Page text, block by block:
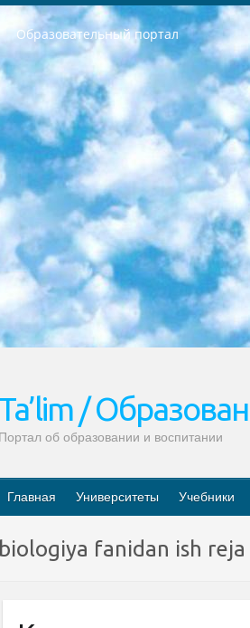
Образовательный портал
РЕСПУБЛИКА УЗБЕКИСТАН МИНИСТРЕРСТВО ДОШКОЛЬНОГО И ШКОЛЬНОГО ОБРАЗОВАНИЯ КОМАНДА в общеобразовательных учреждениях в 2023-2024 учебном году организация и проведение итоговой государственной аттестации обучающихся о Министра дошкольного и школьного образования Республики Узбекистан от 4 марта 2008 года (постановлением Минюста от 20 марта 2008 года № 1778 государственной регистрации) «Итоговое состояние учащихся общего среднего образования на основании положения об утверждении положения об аттестации общего среднего образования выпускной экзамен студентов в образовательных учреждениях в 2023-2024 учебном году В целях организации и прохождения аттестации приказываю: 1. Следующее: перечень предметов, по которым будет проводиться итоговая государственная аттестация и экзамен формы перевода согласно приложению 1; сертификаты международного образца, оценивающие уровень владения иностранными языками перечень согласно приложению 2; 2. Педагогический при специализированных образовательных учреждениях. научно-практический центр квалификации и международной оценки (Д.Давидова) 2024 г. До 25 марта: задания по предметам, по которым будет проводиться итоговая аттестация разработка и утверждение технических условий; итоговая аттестация на основании разработанного предметного задания разработка вопросов по предметам (устно и письменно), экзамен передача; общеобразовательные средние школы и специальные учебные заведения учащиеся выпускных классов школ и интернатов в агентской системе подготовка базы данных экзаменационных материалов и критериев оценки; перевод базы экзаменационных материалов на все языки обучения подать в Республиканский образовательный центр для изготовления; варианты экзаменов на основе разработанных контрольных материалов пусть будут поставлены задачи формирования. 3. Республиканский образовательный центр (Ш.Худайкулов) до 5 апреля 2024 года. до: база данных предоставленных экзаменационных материалов на все языки обучения перевод и экспертиза; для слепых, слабовидящих, глухих, слабослышащих и умственно отсталых детей учащиеся выпускных классов специализированных школ и школ-интернатов база данных экзаменационных материалов на всех преподаваемых языках подготовка критериев оценки; специализированные школы для умственно отсталых детей и технологии для учащихся выпускных классов школ-интернатов разработка соответствующих рекомендаций и критериев проведения ЕГЭ по естествознанию давать задания. 4. Педагогический при специализированных образовательных учреждениях. Научно-практический центр навыков и международной оценки (Д.Давидова), Республика образовательный центр
Ta’lim /
Портал об образовании и воспитании
Главная Университеты Учебники
biologiya fanidan ish reja